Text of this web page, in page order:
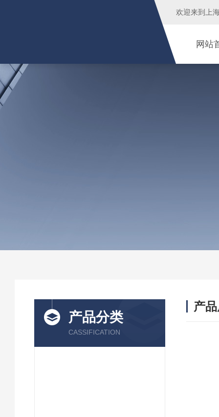
欢迎来到 上
网站
产品分类
CASSIFICATION
产